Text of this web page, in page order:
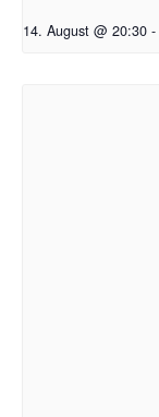
14. August @ 20:30 -